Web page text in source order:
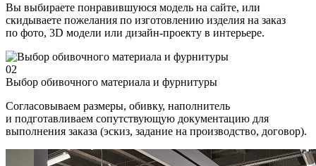
Вы выбираете понравившуюся модель на сайте, или
скидываете пожелания по изготовлению изделия на заказ
по фото, 3D модели или дизайн-проекту в интерьере.
02
Выбор обивочного материала и фурнитуры
Согласовываем размеры, обивку, наполнитель
и подготавливаем сопутствующую документацию для
выполнения заказа (эскиз, задание на производство, договор).